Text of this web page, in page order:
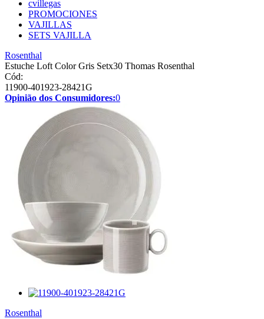
cvillegas
PROMOCIONES
VAJILLAS
SETS VAJILLA
Rosenthal
Estuche Loft Color Gris Setx30 Thomas Rosenthal
Cód:
11900-401923-28421G
Opinião dos Consumidores:0
Rosenthal